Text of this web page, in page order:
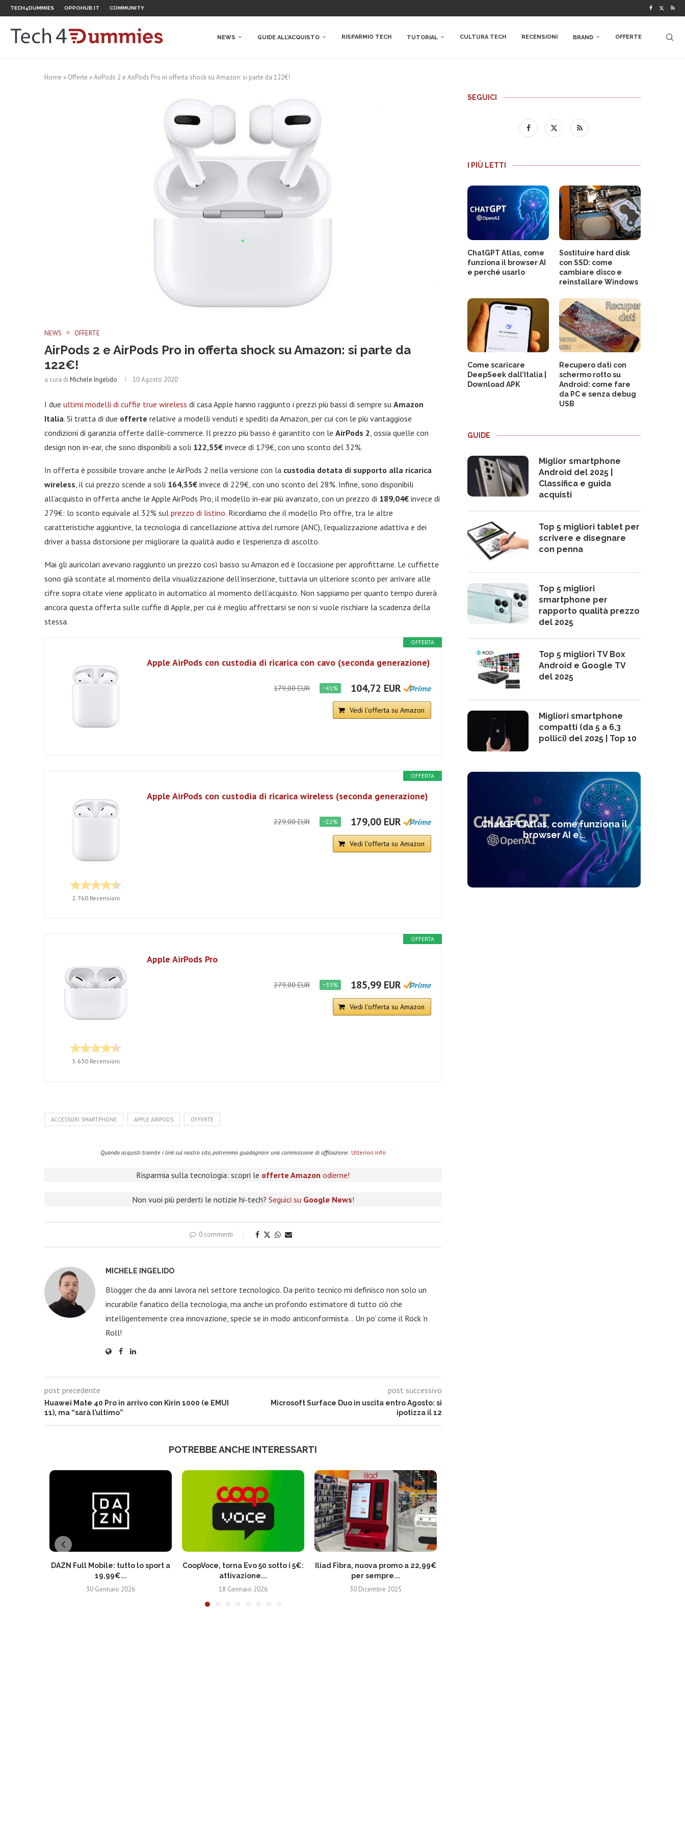
TECH4DUMMIES OPPOHUB.IT COMMUNITY
NEWS GUIDE ALL’ACQUISTO RISPARMIO TECH TUTORIAL CULTURA TECH RECENSIONI BRAND OFFERTE
Home » Offerte »AirPods 2 e AirPods Pro in offerta shock su Amazon: si parte da 122€!
NEWS OFFERTE
AirPods 2 e AirPods Pro in offerta shock su Amazon: si parte da
122€!
a cura di Michele Ingelido 10 Agosto 2020
I due ultimi modelli di cuffie true wireless di casa Apple hanno raggiunto i prezzi più bassi di sempre su Amazon
Italia. Si tratta di due offerte relative a modelli venduti e spediti da Amazon, per cui con le più vantaggiose
condizioni di garanzia offerte dall’e-commerce. Il prezzo più basso è garantito con le AirPods 2 , ossia quelle con
design non in-ear, che sono disponibili a soli 122,55€ invece di 179€, con uno sconto del 32%.
In offerta è possibile trovare anche le AirPods 2 nella versione con la custodia dotata di supporto alla ricarica
wireless , il cui prezzo scende a soli 164,35€ invece di 229€, con uno sconto del 28%. Infine, sono disponibili
all’acquisto in offerta anche le Apple AirPods Pro, il modello in-ear più avanzato, con un prezzo di 189,04€ invece di
279€: lo sconto equivale al 32% sul prezzo di listino. Ricordiamo che il modello Pro offre, tra le altre
caratteristiche aggiuntive, la tecnologia di cancellazione attiva del rumore (ANC), l’equalizzazione adattiva e dei
driver a bassa distorsione per migliorare la qualità audio e l’esperienza di ascolto.
Mai gli auricolari avevano raggiunto un prezzo così basso su Amazon ed è l’occasione per approfittarne. Le cuffiette
sono già scontate al momento della visualizzazione dell’inserzione, tuttavia un ulteriore sconto per arrivare alle
cifre sopra citate viene applicato in automatico al momento dell’acquisto. Non sappiamo per quanto tempo durerà
ancora questa offerta sulle cuffie di Apple, per cui è meglio affrettarsi se non si vuole rischiare la scadenza della
stessa.
OFFERTA
Apple AirPods con custodia di ricarica con cavo (seconda generazione)
179,00 EUR −41% 104,72 EUR
Vedi l'offerta su Amazon
OFFERTA
2.760 Recensioni
Apple AirPods con custodia di ricarica wireless (seconda generazione)
229,00 EUR −22% 179,00 EUR
Vedi l'offerta su Amazon
OFFERTA
5.630 Recensioni
Apple AirPods Pro
279,00 EUR −33% 185,99 EUR
Vedi l'offerta su Amazon
ACCESSORI SMARTPHONE APPLE AIRPODS OFFERTE
Quando acquisti tramite i link sul nostro sito, potremmo guadagnare una commissione di affiliazione. Ulteriori info
Risparmia sulla tecnologia: scopri le offerte Amazon odierne!
Non vuoi più perderti le notizie hi-tech? Seguici su Google News!
0 commenti
MICHELE INGELIDO
Blogger che da anni lavora nel settore tecnologico. Da perito tecnico mi definisco non solo un
incurabile fanatico della tecnologia, ma anche un profondo estimatore di tutto ciò che
intelligentemente crea innovazione, specie se in modo anticonformista… Un po’ come il Rock ‘n
Roll!
post precedente
Huawei Mate 40 Pro in arrivo con Kirin 1000 (e EMUI
11), ma “sarà l’ultimo”
post successivo
Microsoft Surface Duo in uscita entro Agosto: si
ipotizza il 12
POTREBBE ANCHE INTERESSARTI
DAZN Full Mobile: tutto lo sport a
19,99€...
30 Gennaio 2026
CoopVoce, torna Evo 50 sotto i 5€:
attivazione...
18 Gennaio 2026
Iliad Fibra, nuova promo a 22,99€
per sempre...
30 Dicembre 2025
SEGUICI
I PIÙ LETTI
ChatGPT Atlas, come
funziona il browser AI
e perché usarlo
Sostituire hard disk
con SSD: come
cambiare disco e
reinstallare Windows
Come scaricare
DeepSeek dall’Italia |
Download APK
Recupero dati con
schermo rotto su
Android: come fare
da PC e senza debug
USB
GUIDE
Miglior smartphone
Android del 2025 |
Classifica e guida
acquisti
Top 5 migliori tablet per
scrivere e disegnare
con penna
Top 5 migliori
smartphone per
rapporto qualità prezzo
del 2025
Top 5 migliori TV Box
Android e Google TV
del 2025
Migliori smartphone
compatti (da 5 a 6,3
pollici) del 2025 | Top 10
ChatGPT Atlas, come funziona il
browser AI e...